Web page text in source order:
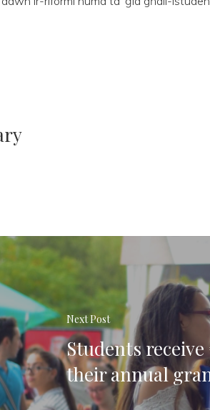
Next Post
Students receive
their annual